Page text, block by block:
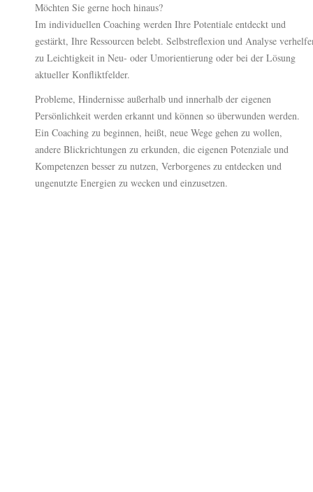
Möchten Sie gerne hoch hinaus?
Im individuellen Coaching werden Ihre Potentiale entdeckt und
gestärkt, Ihre Ressourcen belebt. Selbstreflexion und Analyse
zu Leichtigkeit in Neu- oder Umorientierung oder bei der Lösung
aktueller Konfliktfelder.
Probleme, Hindernisse außerhalb und innerhalb der eigenen
Persönlichkeit werden erkannt und können so überwunden werden.
Ein Coaching zu beginnen, heißt, neue Wege gehen zu wollen,
andere Blickrichtungen zu erkunden, die eigenen Potenziale und
Kompetenzen besser zu nutzen, Verborgenes zu entdecken und
ungenutzte Energien zu wecken und einzusetzen.